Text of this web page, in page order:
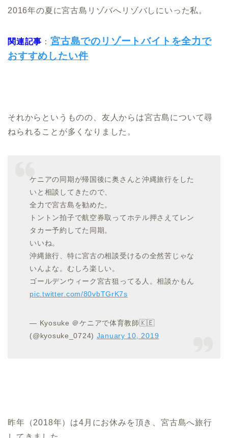
2016年の夏に宮古島リゾバへリゾバしにいった私。
関連記事 ：宮古島でのリゾートバイトを全力で
おすすめしたい件
それからというものの、友人からは宮古島について尋
ねられることが多くなりました。
ケニアの同期が帰国後に奥さんと沖縄旅行をした
いと相談してきたので、
全力で宮古島を勧めた。
トントン拍子で航空券取ってホテル押さえてレン
タカー予約してた同期。
いいね。
沖縄旅行、特に宮古の相談受けるの全然苦じゃな
いんよな。むしろ楽しい。
ゴールデンウィーク宮古狙ってる人。相談かもん
pic.twitter.com/80vbTGrK7s
— Kyosuke ＠ケニアで体育教師🇰🇪
(@kyosuke_0724) January 10, 2019
昨年（2018年）は4月にお休みを頂き、宮古島へ旅行